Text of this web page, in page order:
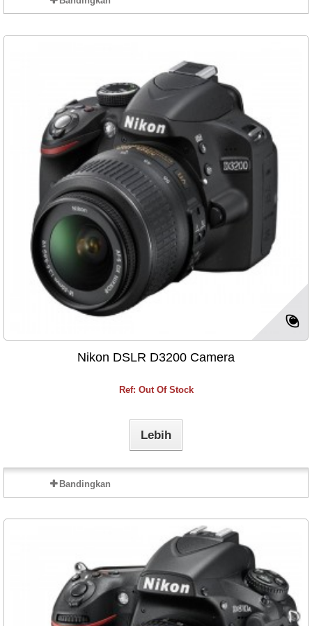
Nikon DSLR D3200 Camera
Ref: Out Of Stock
Lebih
Bandingkan